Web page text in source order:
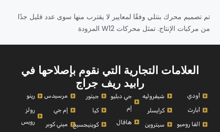
تم تصميم محرك بنتلي وفقًا لمعايير لا يقترب منها سوى عدد قليل جدًا
من مركبات الإنتاج. تمثل محركات W12 المزودة
العلامات التجارية التي نقوم بإصلاحها في
رابيد ريف جراج
أودي
أبارث
الفا روميو
شيفروليه
كرايسلر
سيتروين
جي دبليو
إم
هافال
جيتور
كيا
كوينيجسيج
مرسيدس
إم جي
ميني كوبر
رينو
رولز
رويس